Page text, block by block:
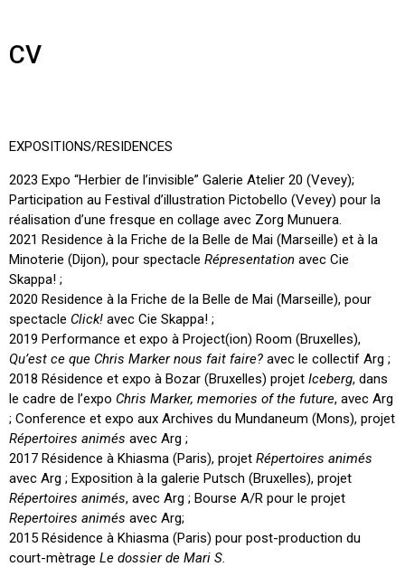
CV
EXPOSITIONS/RESIDENCES
2023 Expo “Herbier de l’invisible” Galerie Atelier 20 (Vevey);
Participation au Festival d’illustration Pictobello (Vevey) pour la
réalisation d’une fresque en collage avec Zorg Munuera.
2021 Residence à la Friche de la Belle de Mai (Marseille) et à la
Minoterie (Dijon), pour spectacle Répresentation avec Cie
Skappa! ;
2020 Residence à la Friche de la Belle de Mai (Marseille), pour
spectacle Click! avec Cie Skappa! ;
2019 Performance et expo à Project(ion) Room (Bruxelles),
Qu’est ce que Chris Marker nous fait faire? avec le collectif Arg ;
2018 Résidence et expo à Bozar (Bruxelles) projet Iceberg, dans
le cadre de l’expo Chris Marker, memories of the future, avec Arg
; Conference et expo aux Archives du Mundaneum (Mons), projet
Répertoires animés avec Arg ;
2017 Résidence à Khiasma (Paris), projet Répertoires animés
avec Arg ; Exposition à la galerie Putsch (Bruxelles), projet
Répertoires animés, avec Arg ; Bourse A/R pour le projet
Repertoires animés avec Arg;
2015 Résidence à Khiasma (Paris) pour post-production du
court-mètrage Le dossier de Mari S.